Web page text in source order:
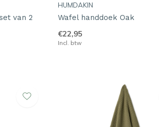
van 2
HUMDAKIN
Wafel handdoek Oak
€22,95
Incl. btw